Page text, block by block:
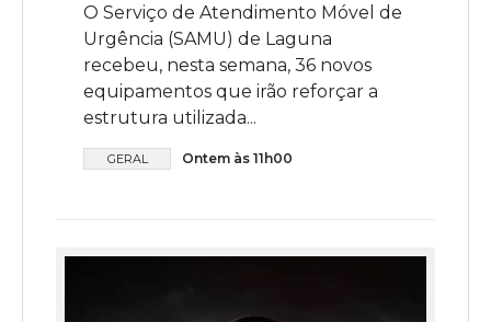
O Serviço de Atendimento Móvel de
Urgência (SAMU) de Laguna
recebeu, nesta semana, 36 novos
equipamentos que irão reforçar a
estrutura utilizada...
GERAL Ontem às 11h00